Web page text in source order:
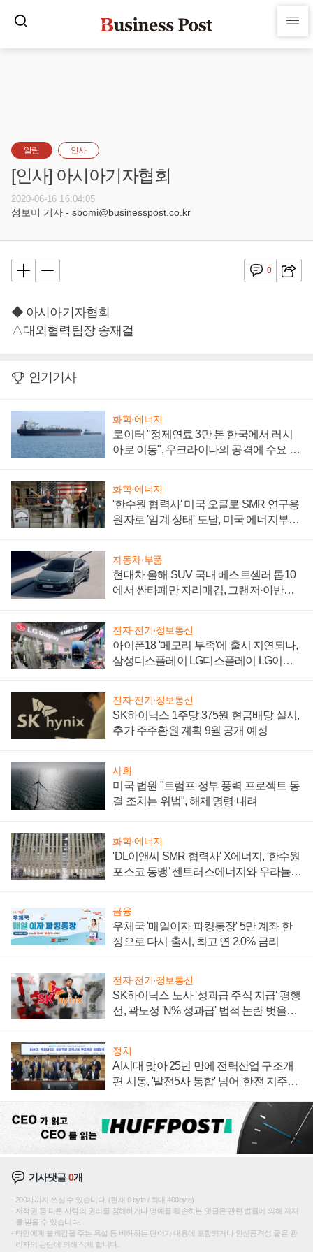
알림 인사
[인사] 아시아기자협회
2020-06-16 16:04:05
성보미 기자 - sbomi@businesspost.co.kr
0
◆ 아시아기자협회
△대외협력팀장 송재걸
인기기사
화학·에너지
로이터 "정제연료 3만 톤 한국에서 러시
아로 이동", 우크라이나의 공격에 수요 늘
화학·에너지
'한수원 협력사' 미국 오클로 SMR 연구용
원자로 '임계 상태' 도달, 미국 에너지부
자동차·부품
현대차 올해 SUV 국내 베스트셀러 톱10
에서 싼타페만 자리매김, 그랜저·아반떼
전자·전기·정보통신
아이폰18 '메모리 부족'에 출시 지연되나,
삼성디스플레이 LG디스플레이 LG이노
전자·전기·정보통신
SK하이닉스 1주당 375원 현금배당 실시,
추가 주주환원 계획 9월 공개 예정
사회
미국 법원 "트럼프 정부 풍력 프로젝트 동
결 조치는 위법", 해제 명령 내려
화학·에너지
'DL이앤씨 SMR 협력사' X에너지, '한수원
포스코 동맹' 센트러스에너지와 우라늄
금융
우체국 '매일이자 파킹통장' 5만 계좌 한
정으로 다시 출시, 최고 연 2.0% 금리
전자·전기·정보통신
SK하이닉스 노사 '성과급 주식 지급' 평행
선, 곽노정 'N% 성과급' 법적 논란 벗을지
정치
AI시대 맞아 25년 만에 전력산업 구조개
편 시동, '발전5사 통합' 넘어 '한전 지주사'
기사댓글0개
200자까지 쓰실 수 있습니다. (현재 0 byte / 최대 400byte)
저작권 등 다른 사람의 권리를 침해하거나 명예를 훼손하는 댓글은 관련 법률에 의해 제재
를 받을 수 있습니다.
타인에게 불쾌감을 주는 욕설 등 비하하는 단어가 내용에 포함되거나 인신공격성 글은 관
리자의 판단에 의해 삭제 합니다.